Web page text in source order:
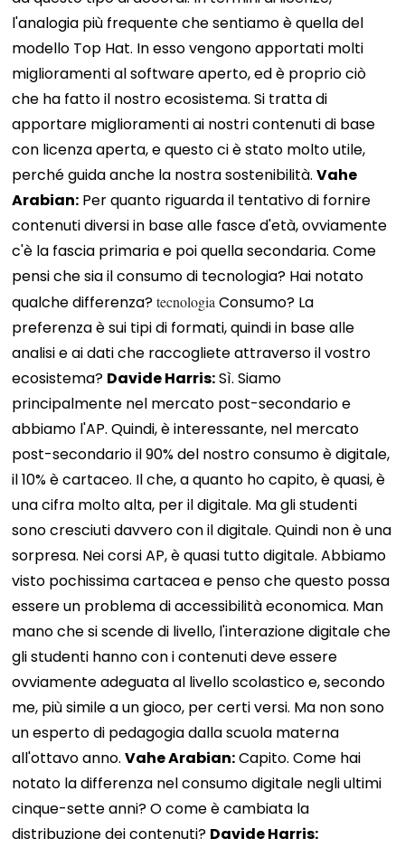
l'analogia più frequente che sentiamo è quella del
modello Top Hat. In esso vengono apportati molti
miglioramenti al software aperto, ed è proprio ciò
che ha fatto il nostro ecosistema. Si tratta di
apportare miglioramenti ai nostri contenuti di base
con licenza aperta, e questo ci è stato molto utile,
perché guida anche la nostra sostenibilità.Vahe
Arabian: Per quanto riguarda il tentativo di fornire
contenuti diversi in base alle fasce d'età, ovviamente
c'è la fascia primaria e poi quella secondaria. Come
pensi che sia il consumo di tecnologia? Hai notato
qualche differenza?tecnologiaConsumo? La
preferenza è sui tipi di formati, quindi in base alle
analisi e ai dati che raccogliete attraverso il vostro
ecosistema? Davide Harris:Sì. Siamo
principalmente nel mercato post-secondario e
abbiamo l'AP. Quindi, è interessante, nel mercato
post-secondario il 90% del nostro consumo è digitale,
il 10% è cartaceo. Il che, a quanto ho capito, è quasi, è
una cifra molto alta, per il digitale. Ma gli studenti
sono cresciuti davvero con il digitale. Quindi non è una
sorpresa. Nei corsi AP, è quasi tutto digitale. Abbiamo
visto pochissima cartacea e penso che questo possa
essere un problema di accessibilità economica. Man
mano che si scende di livello, l'interazione digitale che
gli studenti hanno con i contenuti deve essere
ovviamente adeguata al livello scolastico e, secondo
me, più simile a un gioco, per certi versi. Ma non sono
un esperto di pedagogia dalla scuola materna
all'ottavo anno.Vahe Arabian:Capito. Come hai
notato la differenza nel consumo digitale negli ultimi
cinque-sette anni? O come è cambiata la
distribuzione dei contenuti? Davide Harris: